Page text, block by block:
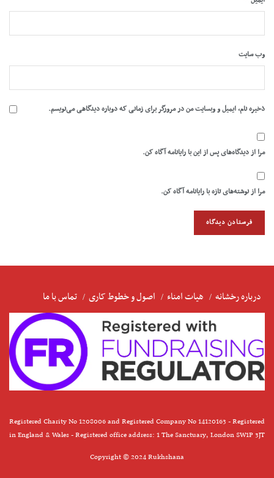
وب‌ سایت
ذخیره نام، ایمیل و وبسایت من در مرورگر برای زمانی که دوباره دیدگاهی می‌نویسم.
مرا از دیدگاه‌های پس از این با رایانامه آگاه کن.
مرا از نوشته‌های تازه با رایانامه آگاه کن.
درباره رخشانه هیات امناء اصول و خطوط کاری تماس با ما
Registered Charity No 1208006 and Registered Company No 14120163 - Registered
in England & Wales - Registered office address: 1 The Sanctuary, London SW1P 3JT
Copyright © 2024 Rukhshana